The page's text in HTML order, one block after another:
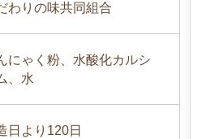
わりの味共同組合
にゃく粉、水酸化カルシ
、水
日より120日